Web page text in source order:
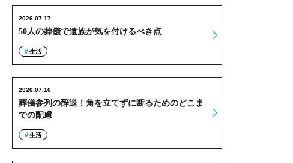
50人の葬儀で遺族が気を付けるべき点
2026.07.17
生活
葬儀参列の辞退！角を立てずに断るためのどこま
での配慮
2026.07.16
生活